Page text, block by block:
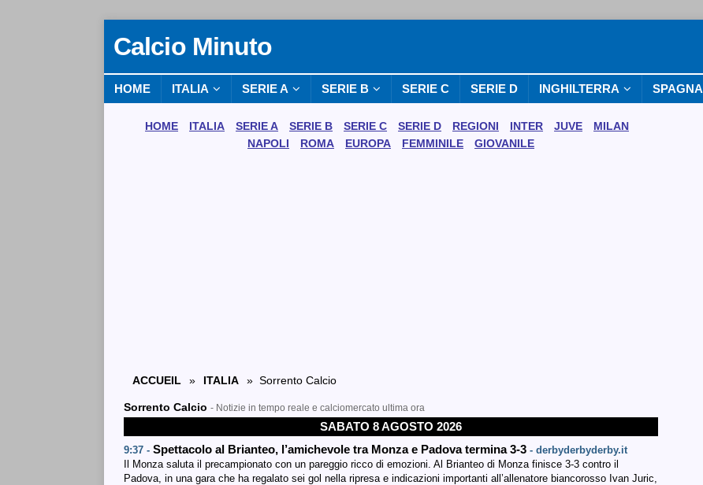
Calcio Minuto
HOME ITALIA SERIE A SERIE B SERIE C SERIE D INGHILTERRA SPAGNA
HOME ITALIA SERIE A SERIE B SERIE C SERIE D REGIONI INTER JUVE
MILAN
NAPOLI
ROMA EUROPA FEMMINILE GIOVANILE
ACCUEIL » ITALIA » Sorrento Calcio
Sorrento Calcio - Notizie in tempo reale e calciomercato ultima ora
SABATO 8 AGOSTO 2026
9:37 - Spettacolo al Brianteo, l’amichevole tra Monza e Padova termina 3-3 - derbyderbyderby.it
Il Monza saluta il precampionato con un pareggio ricco di emozioni. Al Brianteo di Monza finisce 3-3 contro il
Padova, in una gara che ha regalato sei gol nella ripresa e indicazioni importanti all’allenatore biancorosso Ivan Juric,